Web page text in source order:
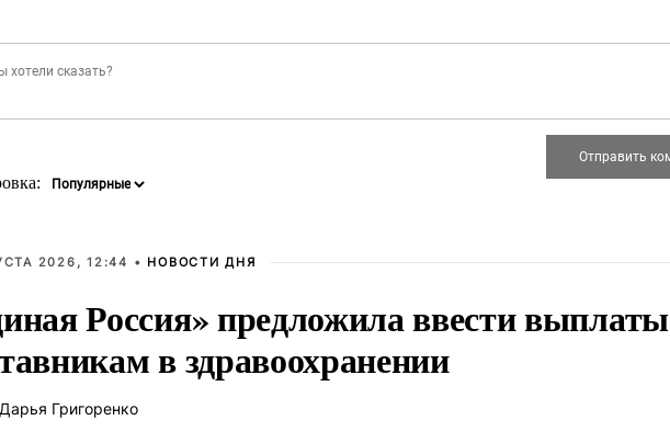
2026, 12:44 • НОВОСТИ ДНЯ
Россия» предложила ввести выплаты
в здравоохранении
Дарья Григоренко